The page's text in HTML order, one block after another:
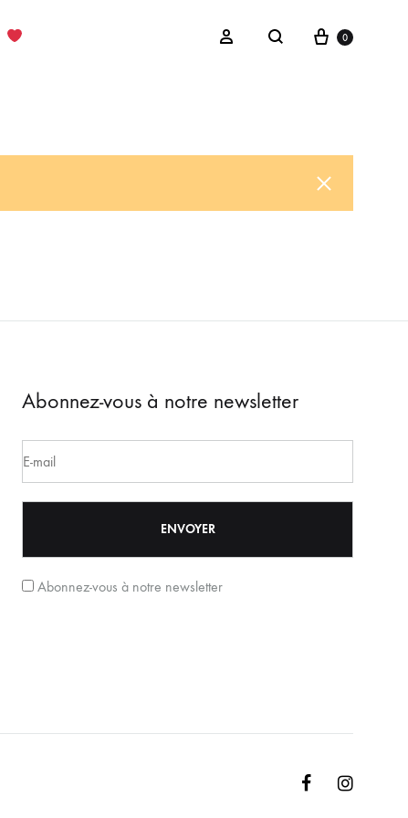
Sign in
Search
Cart
0
Abonnez-vous à notre newsletter
Abonnez-vous à notre newsletter
Facebook